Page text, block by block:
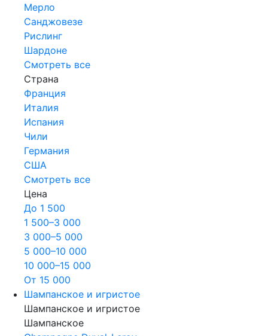
Мерло
Санджовезе
Рислинг
Шардоне
Смотреть все
Страна
Франция
Италия
Испания
Чили
Германия
США
Смотреть все
Цена
До 1 500
1 500–3 000
3 000–5 000
5 000–10 000
10 000–15 000
От 15 000
Шампанское и игристое
Шампанское и игристое
Шампанское